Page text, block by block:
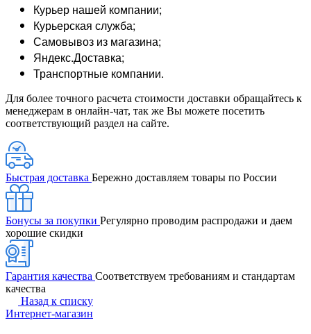
Курьер нашей компании;
Курьерская служба;
Самовывоз из магазина;
Яндекс.Доставка;
Транспортные компании.
Для более точного расчета стоимости доставки обращайтесь к
менеджерам в онлайн-чат, так же Вы можете посетить
соответствующий раздел на сайте.
Быстрая доставка Бережно доставляем товары по России
Бонусы за покупки Регулярно проводим распродажи и даем
хорошие скидки
Гарантия качества Соответствуем требованиям и стандартам
качества
Назад к списку
Интернет-магазин